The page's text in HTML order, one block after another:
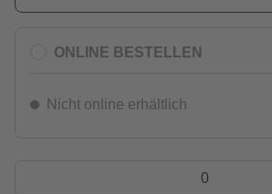
ONLINE BESTELLEN
Nicht online erhältlich